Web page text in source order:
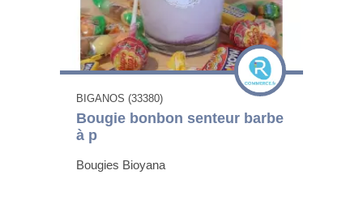
BIGANOS (33380)
Bougie bonbon senteur barbe
à p
Bougies Bioyana